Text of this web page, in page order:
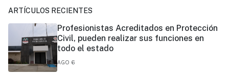
ARTÍCULOS RECIENTES
Profesionistas Acreditados en Protección
Civil, pueden realizar sus funciones en
todo el estado
AGO 6